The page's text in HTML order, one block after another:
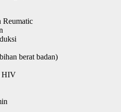
Reumatic
berat badan)
HIV